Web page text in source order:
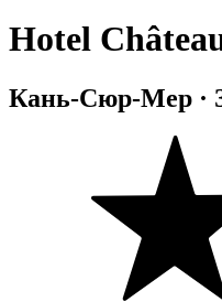
Hotel
Кань-Сюр-Мер ·